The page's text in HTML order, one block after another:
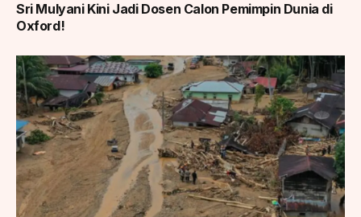
Sri Mulyani Kini Jadi Dosen Calon Pemimpin Dunia di
Oxford!